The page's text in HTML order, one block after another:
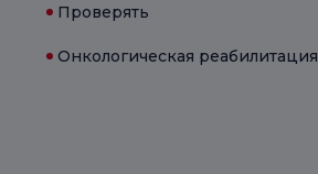
Проверять
Онкологическая реабилитация